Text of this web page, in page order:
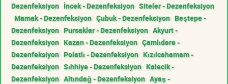
Dezenfeksiyon İncek - Dezenfeksiyon Siteler - Dezenfeksiyon
Mamak - Dezenfeksiyon Çubuk - Dezenfeksiyon Beştepe -
Dezenfeksiyon Pursaklar - Dezenfeksiyon Akyurt -
Dezenfeksiyon Kazan - Dezenfeksiyon Çamlıdere -
Dezenfeksiyon Polatlı - Dezenfeksiyon Kızılcahamam -
Dezenfeksiyon Sıhhiye - Dezenfeksiyon Kalecik -
Dezenfeksiyon Altındağ - Dezenfeksiyon Ayaş -